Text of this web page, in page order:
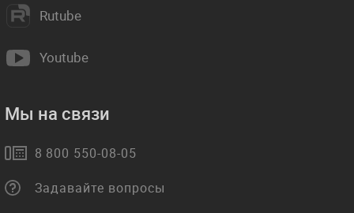
Rutube
Youtube
Мы на связи
8 800 550-08-05
Задавайте вопросы